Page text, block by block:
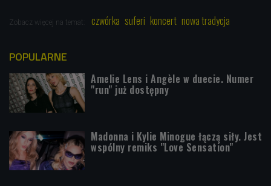
Zobacz więcej na temat: czwórka suferi koncert nowa tradycja
POPULARNE
Amelie Lens i Angèle w duecie. Numer
"run" już dostępny
Madonna i Kylie Minogue łączą siły. Jest
wspólny remiks "Love Sensation"